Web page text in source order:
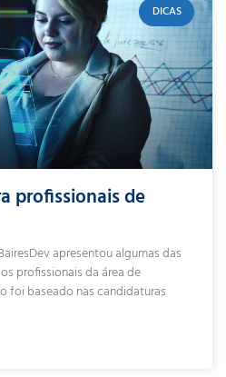
DICAS
profissionais de
apresentou algumas das
profissionais da área de
foi baseado nas candidaturas